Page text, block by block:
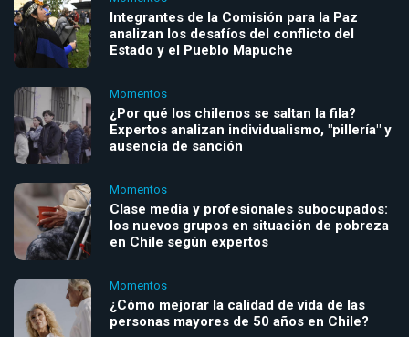
Integrantes de la Comisión para la Paz
analizan los desafíos del conflicto del
Estado y el Pueblo Mapuche
Momentos
¿Por qué los chilenos se saltan la fila?
Expertos analizan individualismo, "pillería" y
ausencia de sanción
Momentos
Clase media y profesionales subocupados:
los nuevos grupos en situación de pobreza
en Chile según expertos
Momentos
¿Cómo mejorar la calidad de vida de las
personas mayores de 50 años en Chile?